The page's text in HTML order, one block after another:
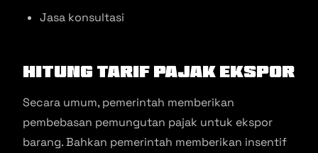
Jasa konsultasi
Hitung Tarif Pajak Ekspor
Secara umum, pemerintah memberikan
pembebasan pemungutan pajak untuk ekspor
barang. Bahkan pemerintah memberikan insentif